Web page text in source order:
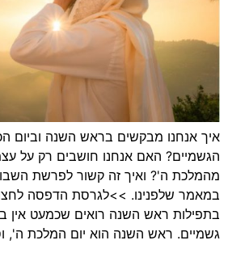
איך אנחנו מבקשים בראש השנה וביום
הגשמיים? האם אנחנו חושבים רק על
מהמלכת ה'? ואיך זה קשור לפרשת
במאמר שלפנינו. >>לגרסת הדפסה
בתפילות ראש השנה רואים שכמעט אין
גשמיים. ראש השנה הוא יום המלכת ה',